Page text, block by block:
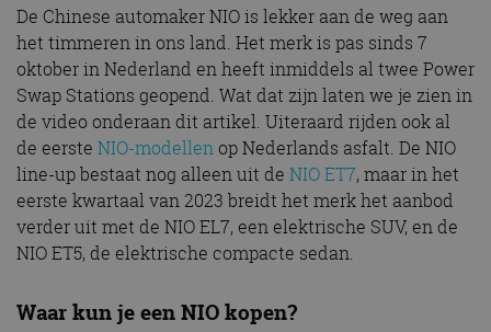
De Chinese automaker NIO is lekker aan de weg aan
het timmeren in ons land. Het merk is pas sinds 7
oktober in Nederland en heeft inmiddels al twee Power
Swap Stations geopend. Wat dat zijn laten we je zien in
de video onderaan dit artikel. Uiteraard rijden ook al
de eerste NIO-modellenop Nederlands asfalt. De NIO
line-up bestaat nog alleen uit de NIO ET7, maar in het
eerste kwartaal van 2023 breidt het merk het aanbod
verder uit met de NIO EL7, een elektrische SUV, en de
NIO ET5, de elektrische compacte sedan.
Waar kun je een NIO kopen?